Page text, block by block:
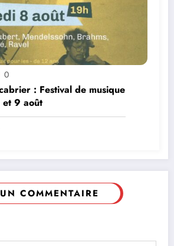
0
: Festival de musique
et 9 août
COMMENTAIRE